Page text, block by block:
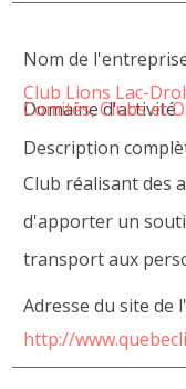
Nom de
Club Lions Lac-
Domaine d'activité
Comités, Clubs et
Description
Club réalisant des
d'apporter un
transport aux
Adresse du site de
http://